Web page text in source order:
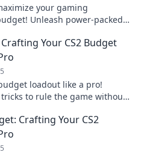
your gaming
Unleash power-packed
Your CS2 Budget
loadout like a pro!
to rule the game without
Crafting Your CS2